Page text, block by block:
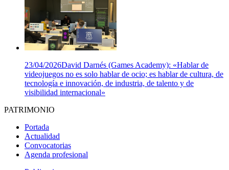
23/04/2026David Darnés (Games Academy): «Hablar de
videojuegos no es solo hablar de ocio; es hablar de cultura, de
tecnología e innovación, de industria, de talento y de
visibilidad internacional»
PATRIMONIO
Portada
Actualidad
Convocatorias
Agenda profesional